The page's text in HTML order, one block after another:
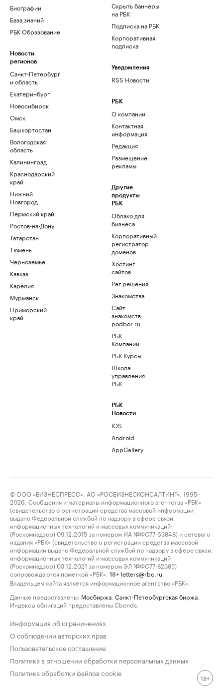
Биографии
База знаний
РБК Образование
Новости
регионов
Санкт-Петербург
и область
Екатеринбург
Новосибирск
Омск
Башкортостан
Вологодская
область
Калининград
Краснодарский
край
Нижний
Новгород
Пермский край
Ростов-на-Дону
Татарстан
Тюмень
Черноземье
Кавказ
Карелия
Мурманск
Приморский
край
Скрыть баннеры
на РБК
Подписка на РБК
Корпоративная
подписка
Уведомления
RSS Новости
РБК
О компании
Контактная
информация
Редакция
Размещение
рекламы
Другие
продукты
РБК
Облако для
бизнеса
Корпоративный
регистратор
доменов
Хостинг
сайтов
Рег.решения
Знакомства
Сайт
знакомств
podbor.ru
РБК
Компании
РБК Курсы
Школа
управления
РБК
РБК
Новости
iOS
Android
AppGallery
© ООО «БИЗНЕСПРЕСС», АО «РОСБИЗНЕСКОНСАЛТИНГ», 1995–
2026. Сообщения и материалы информационного агентства «РБК»
(свидетельство о регистрации средства массовой информации
выдано Федеральной службой по надзору в сфере связи,
информационных технологий и массовых коммуникаций
(Роскомнадзор) 09.12.2015 за номером ИА №ФС77-63848) и сетевого
издания «РБК» (свидетельство о регистрации средства массовой
информации выдано Федеральной службой по надзору в сфере связи,
информационных технологий и массовых коммуникаций
(Роскомнадзор) 03.12.2021 за номером ЭЛ №ФС77-82385)
сопровождаются пометкой «РБК».
18+ letters@rbc.ru
Владельцем сайта является информационное агентство «РБК».
Данные предоставлены: Мосбиржа Санкт-Петербургская биржа
Индексы облигаций предоставлены Cbonds.
Информация об ограничениях
О соблюдении авторских прав
Пользовательское соглашение
Политика в отношении обработки персональных данных
Политика обработки файлов cookie
18+